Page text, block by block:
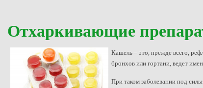
Отхаркивающие
Кашель – это, прежде всего,
бронхов или гортани, ведет
При таком заболевании под